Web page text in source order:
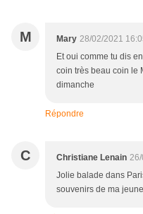
M Mary 28/02/2021
Et oui comme tu dis
coin très beau coin le
dimanche
Répondre
C Christiane Lenain
Jolie balade dans
souvenirs de ma